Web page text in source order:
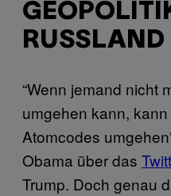
RUSSLAND
“Wenn jemand nicht
umgehen kann,
Atomcodes
Obama über das
Trump. Doch genau